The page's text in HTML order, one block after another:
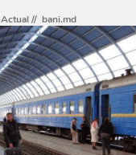
Actual// bani.md